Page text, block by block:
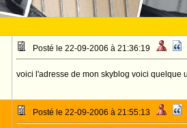
Posté le 22-09-2006 à 21:36:19
voici l'adresse de mon skyblog voici quelque
Posté le 22-09-2006 à 21:55:13